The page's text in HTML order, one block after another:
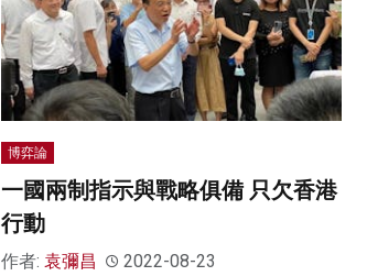
博弈論
一國兩制指示與戰略俱備 只欠香港
行動
作者: 袁彌昌 2022-08-23